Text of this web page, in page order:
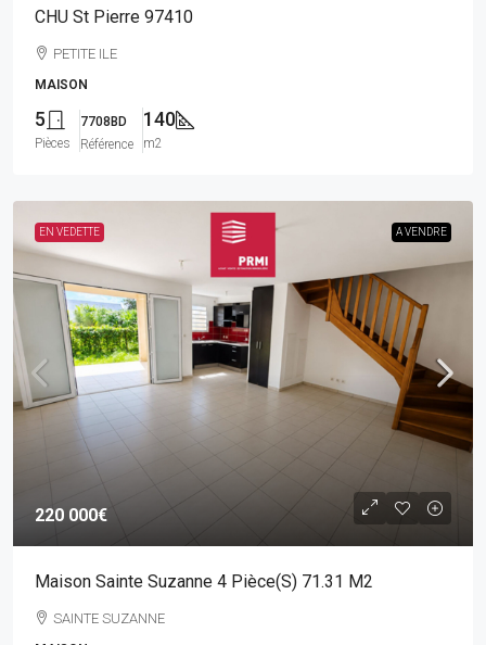
CHU St Pierre 97410
PETITE ILE
MAISON
5
Pièces
7708BD
Référence
140
m2
EN VEDETTE A VENDRE
220 000€
Maison Sainte Suzanne 4 Pièce(s) 71.31 M2
SAINTE SUZANNE